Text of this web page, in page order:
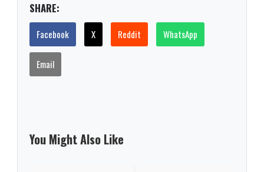
SHARE:
Facebook X Reddit WhatsApp
Email
You Might Also Like